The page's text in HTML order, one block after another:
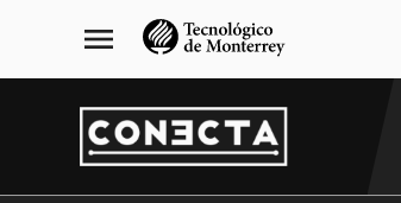
navegación
principal
menu